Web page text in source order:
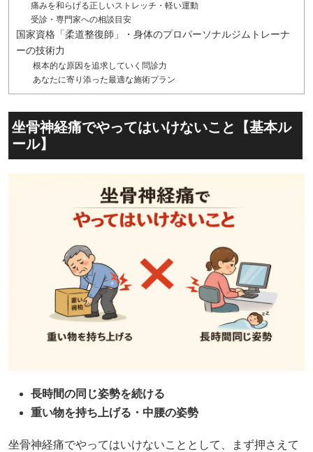
痛みを和らげる正しいストレッチ・軽い運動
受診・専門家への相談目安
国家資格「柔道整復師」・身体のプロパーソナルジムトレーナ
ーの技術力
根本的な原因を追求していく問診力
あなたに寄り添った最適な施術プラン
坐骨神経痛でやってはいけないこと【基本ル
ール】
長時間の同じ姿勢を続ける
重い物を持ち上げる・中腰の姿勢
坐骨神経痛でやってはいけないこととして、まず押さえて